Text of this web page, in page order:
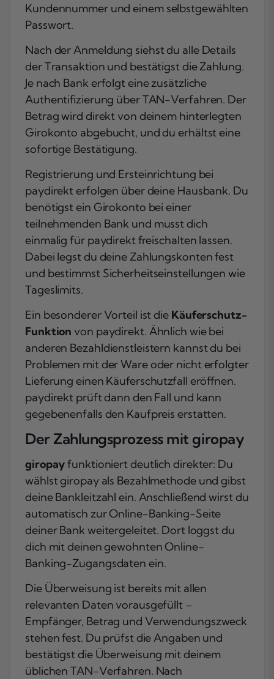
Kundennummer und einem selbstgewählten
Passwort.
Nach der Anmeldung siehst du alle Details
der Transaktion und bestätigst die Zahlung.
Je nach Bank erfolgt eine zusätzliche
Authentifizierung über TAN-Verfahren. Der
Betrag wird direkt von deinem hinterlegten
Girokonto abgebucht, und du erhältst eine
sofortige Bestätigung.
Registrierung und Ersteinrichtung bei
paydirekt erfolgen über deine Hausbank. Du
benötigst ein Girokonto bei einer
teilnehmenden Bank und musst dich
einmalig für paydirekt freischalten lassen.
Dabei legst du deine Zahlungskonten fest
und bestimmst Sicherheitseinstellungen wie
Tageslimits.
Ein besonderer Vorteil ist die Käuferschutz-
Funktion von paydirekt. Ähnlich wie bei
anderen Bezahldienstleistern kannst du bei
Problemen mit der Ware oder nicht erfolgter
Lieferung einen Käuferschutzfall eröffnen.
paydirekt prüft dann den Fall und kann
gegebenenfalls den Kaufpreis erstatten.
Der Zahlungsprozess mit giropay
giropayfunktioniert deutlich direkter: Du
wählst giropay als Bezahlmethode und gibst
deine Bankleitzahl ein. Anschließend wirst du
automatisch zur Online-Banking-Seite
deiner Bank weitergeleitet. Dort loggst du
dich mit deinen gewohnten Online-
Banking-Zugangsdaten ein.
Die Überweisung ist bereits mit allen
relevanten Daten vorausgefüllt –
Empfänger, Betrag und Verwendungszweck
stehen fest. Du prüfst die Angaben und
bestätigst die Überweisung mit deinem
üblichen TAN-Verfahren. Nach